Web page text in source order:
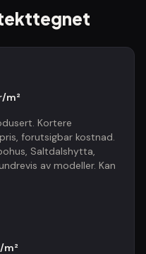
m²
Kortere
forutsigbar kostnad.
Saltdalshytta,
av modeller. Kan